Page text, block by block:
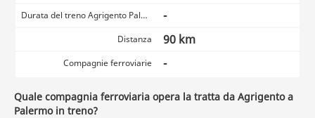
Durata del treno Agrigento Palermo -
Distanza 90 km
Compagnie ferroviarie -
Quale compagnia ferroviaria opera la tratta da Agrigento a
Palermo in treno?